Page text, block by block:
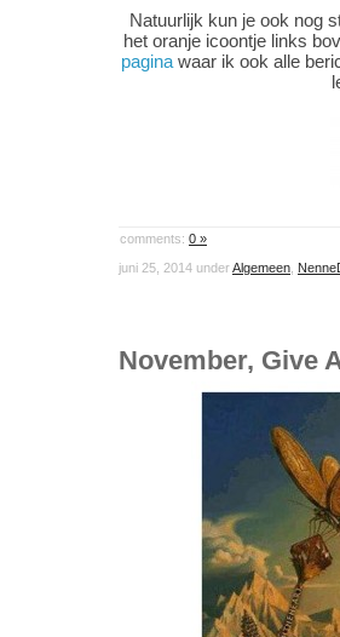
Natuurlijk kun je ook nog
het oranje icoontje links
pagina waar ik ook alle
comments: 0 »
juni 25, 2014 underAlgemeen
November, Give